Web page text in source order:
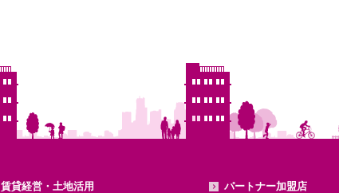
賃貸経営・土地活用 パートナー加盟店